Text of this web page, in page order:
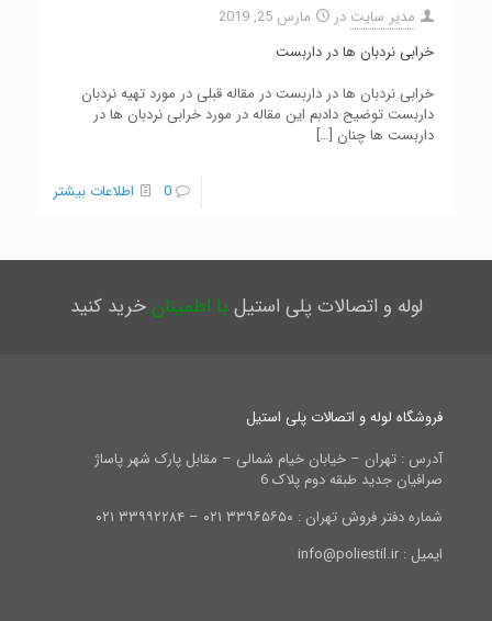
مدیر سایت در
مارس 25, 2019
خرابی نردبان ها در داربست
خرابی نردبان ها در داربست در مقاله قبلی در مورد تهیه نردبان
داربست توضیح دادبم این مقاله در مورد خرابی نردبان ها در
داربست ها چنان […]
0 اطلاعات بیشتر
لوله و اتصالات پلی استیل با اطمینانخرید کنید
فروشگاه لوله و اتصالات پلی استیل
آدرس : تهران – خیابان خیام شمالی – مقابل پارک شهر پاساژ
صرافیان جدید طبقه دوم پلاک 6
شماره دفتر فروش تهران : ۳۳۹۶۵۶۵۰ ۰۲۱ – ۳۳۹۹۲۲۸۴ ۰۲۱
ایمیل : info@poliestil.ir